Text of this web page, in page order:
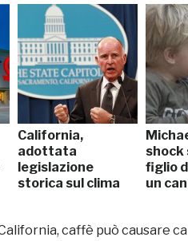
California,
adottata
legislazione
storica sul clima
shock
figlio
un
caffè può causare